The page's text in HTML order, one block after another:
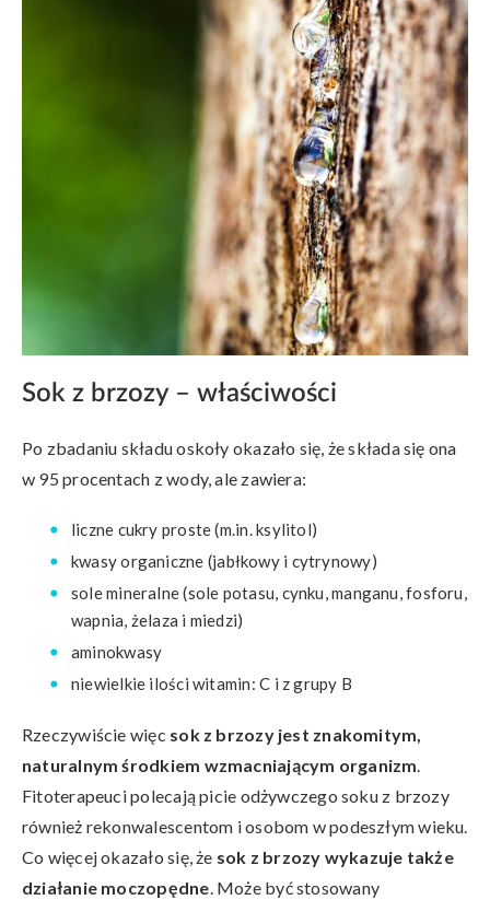
Sok z brzozy – właściwości
Po zbadaniu składu oskoły okazało się, że składa się ona
w 95 procentach z wody, ale zawiera:
liczne cukry proste (m.in. ksylitol)
kwasy organiczne (jabłkowy i cytrynowy)
sole mineralne (sole potasu, cynku, manganu, fosforu,
wapnia, żelaza i miedzi)
aminokwasy
niewielkie ilości witamin: C i z grupy B
Rzeczywiście więc sok z brzozy jest znakomitym,
naturalnym środkiem wzmacniającym organizm.
Fitoterapeuci polecają picie odżywczego soku z brzozy
również rekonwalescentom i osobom w podeszłym wieku.
Co więcej okazało się, że sok z brzozy wykazuje także
działanie moczopędne. Może być stosowany